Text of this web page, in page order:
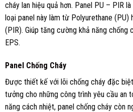
cháy lan hiệu quả hơn. Panel PU – PIR
loại panel này làm từ Polyurethane (PU)
(PIR). Giúp tăng cường khả năng chống
EPS.
Panel Chống Cháy
Được thiết kế với lõi chống cháy đặc
tưởng cho những công trình yêu cầu an
năng cách nhiệt, panel chống cháy còn